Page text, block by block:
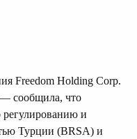
Freedom Holding Corp.
сообщила, что
регулированию и
Турции (BRSA) и